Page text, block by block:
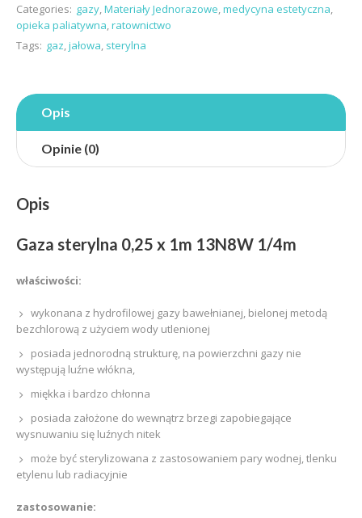
Categories: gazy Materiały Jednorazowe medycyna estetyczna
opieka paliatywna ratownictwo
Tags: gaz jałowa sterylna
Opis
Opinie (0)
Opis
Gaza sterylna 0,25 x 1m 13N8W 1/4m
właściwości:
wykonana z hydrofilowej gazy bawełnianej, bielonej metodą
bezchlorową z użyciem wody utlenionej
posiada jednorodną strukturę, na powierzchni gazy nie
występują luźne włókna,
miękka i bardzo chłonna
posiada założone do wewnątrz brzegi zapobiegające
wysnuwaniu się luźnych nitek
może być sterylizowana z zastosowaniem pary wodnej, tlenku
etylenu lub radiacyjnie
zastosowanie: